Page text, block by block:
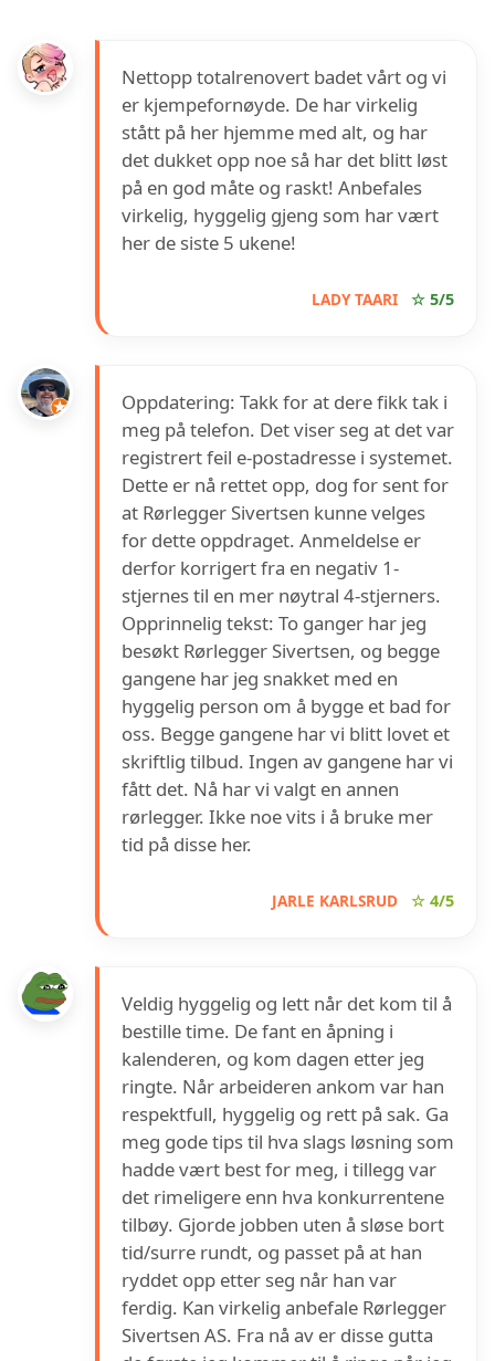
Nettopp totalrenovert badet vårt og vi
er kjempefornøyde. De har virkelig
stått på her hjemme med alt, og har
det dukket opp noe så har det blitt løst
på en god måte og raskt! Anbefales
virkelig, hyggelig gjeng som har vært
her de siste 5 ukene!
LADY TAARI ☆ 5/5
Oppdatering: Takk for at dere fikk tak i
meg på telefon. Det viser seg at det var
registrert feil e-postadresse i systemet.
Dette er nå rettet opp, dog for sent for
at Rørlegger Sivertsen kunne velges
for dette oppdraget. Anmeldelse er
derfor korrigert fra en negativ 1-
stjernes til en mer nøytral 4-stjerners.
Opprinnelig tekst: To ganger har jeg
besøkt Rørlegger Sivertsen, og begge
gangene har jeg snakket med en
hyggelig person om å bygge et bad for
oss. Begge gangene har vi blitt lovet et
skriftlig tilbud. Ingen av gangene har vi
fått det. Nå har vi valgt en annen
rørlegger. Ikke noe vits i å bruke mer
tid på disse her.
JARLE KARLSRUD ☆ 4/5
Veldig hyggelig og lett når det kom til å
bestille time. De fant en åpning i
kalenderen, og kom dagen etter jeg
ringte. Når arbeideren ankom var han
respektfull, hyggelig og rett på sak. Ga
meg gode tips til hva slags løsning som
hadde vært best for meg, i tillegg var
det rimeligere enn hva konkurrentene
tilbøy. Gjorde jobben uten å sløse bort
tid/surre rundt, og passet på at han
ryddet opp etter seg når han var
ferdig. Kan virkelig anbefale Rørlegger
Sivertsen AS. Fra nå av er disse gutta